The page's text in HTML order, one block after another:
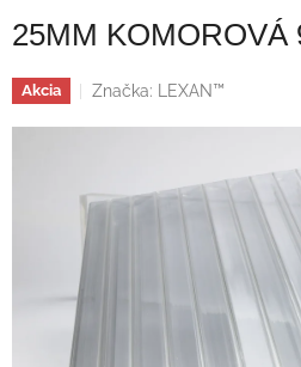
25MM KOMOROVÁ
Akcia Značka: LEXAN™